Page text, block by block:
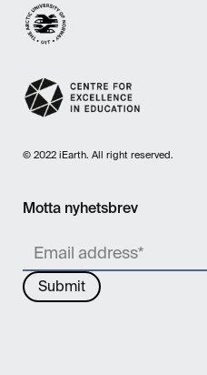
© 2022 iEarth. All right reserved.
Motta nyhetsbrev